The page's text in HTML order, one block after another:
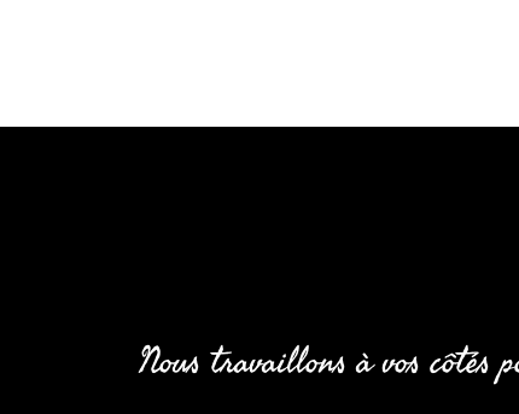
Nous travaillons à vos côtés